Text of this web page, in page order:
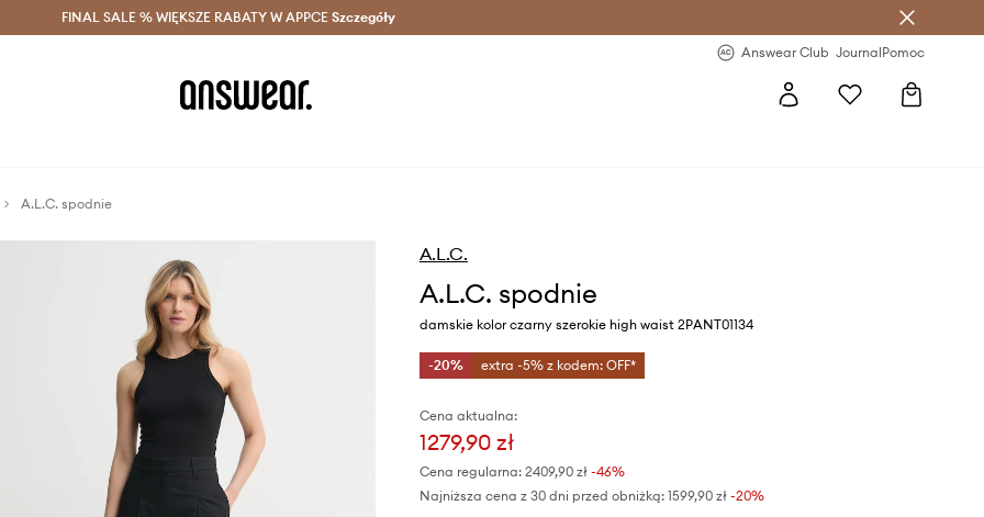
Oszczędzaj z Answear Club > Dostawa nawet w 24h >
FINAL SALE % WIĘKSZE RABATY W APPCE Szczegóły
Answear Club JournalPomoc
A.L.C. spodnie
A.L.C.
A.L.C. spodnie
damskie kolor czarny szerokie high waist 2PANT01134
-20% extra -5% z kodem: OFF*
Cena aktualna:
1279,90 zł
Cena regularna: 2409,90 zł-46%
Najniższa cena z 30 dni przed obniżką: 1599,90 zł -20%